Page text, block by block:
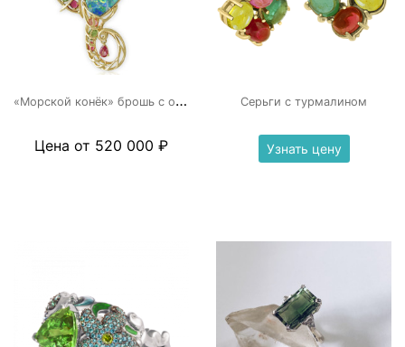
«
Морской конёк» брошь с опалом и турмалинами
Цена от 520 000 ₽
Серьги с турмалином
Узнать цену